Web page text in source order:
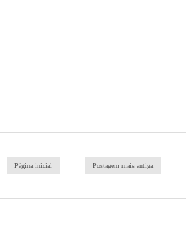
Postagem mais antiga
Página inicial